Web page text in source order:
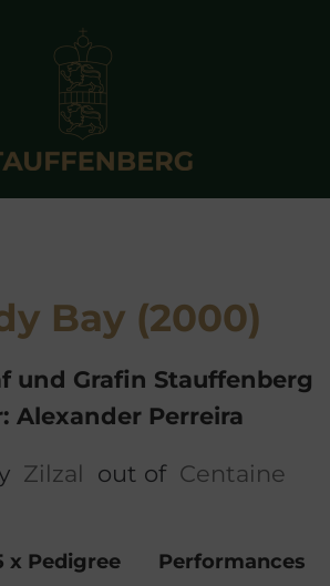
Bay (2000)
und Grafin Stauffenberg
Alexander Perreira
Zilzal out of Centaine
x Pedigree Performances